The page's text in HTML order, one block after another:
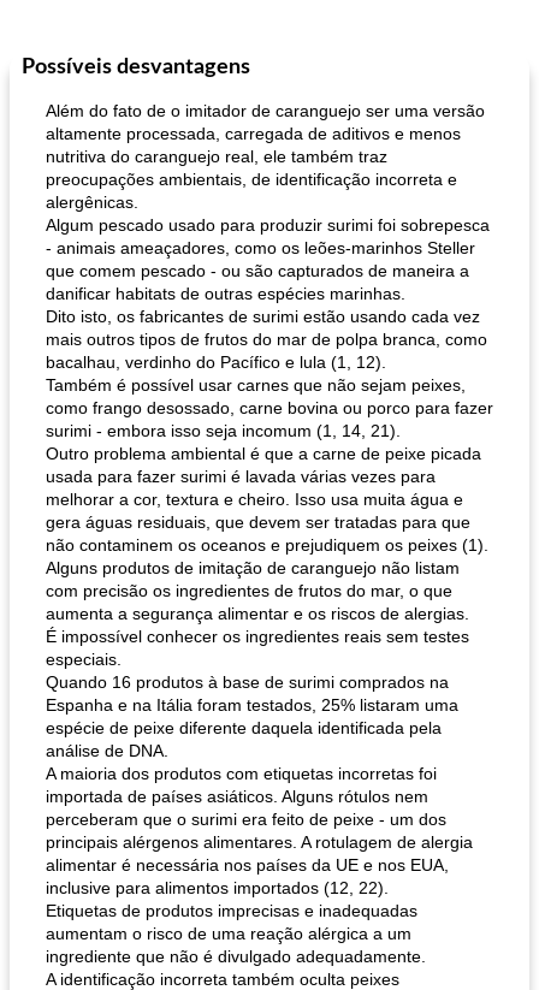
Possíveis desvantagens
Além do fato de o imitador de caranguejo ser uma versão
altamente processada, carregada de aditivos e menos
nutritiva do caranguejo real, ele também traz
preocupações ambientais, de identificação incorreta e
alergênicas.
Algum pescado usado para produzir surimi foi sobrepesca
- animais ameaçadores, como os leões-marinhos Steller
que comem pescado - ou são capturados de maneira a
danificar habitats de outras espécies marinhas.
Dito isto, os fabricantes de surimi estão usando cada vez
mais outros tipos de frutos do mar de polpa branca, como
bacalhau, verdinho do Pacífico e lula (1, 12).
Também é possível usar carnes que não sejam peixes,
como frango desossado, carne bovina ou porco para fazer
surimi - embora isso seja incomum (1, 14, 21).
Outro problema ambiental é que a carne de peixe picada
usada para fazer surimi é lavada várias vezes para
melhorar a cor, textura e cheiro. Isso usa muita água e
gera águas residuais, que devem ser tratadas para que
não contaminem os oceanos e prejudiquem os peixes (1).
Alguns produtos de imitação de caranguejo não listam
com precisão os ingredientes de frutos do mar, o que
aumenta a segurança alimentar e os riscos de alergias.
É impossível conhecer os ingredientes reais sem testes
especiais.
Quando 16 produtos à base de surimi comprados na
Espanha e na Itália foram testados, 25% listaram uma
espécie de peixe diferente daquela identificada pela
análise de DNA.
A maioria dos produtos com etiquetas incorretas foi
importada de países asiáticos. Alguns rótulos nem
perceberam que o surimi era feito de peixe - um dos
principais alérgenos alimentares. A rotulagem de alergia
alimentar é necessária nos países da UE e nos EUA,
inclusive para alimentos importados (12, 22).
Etiquetas de produtos imprecisas e inadequadas
aumentam o risco de uma reação alérgica a um
ingrediente que não é divulgado adequadamente.
A identificação incorreta também oculta peixes